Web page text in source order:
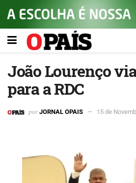
João Lourenço
para a RDC
por JORNAL OPAIS 15 de